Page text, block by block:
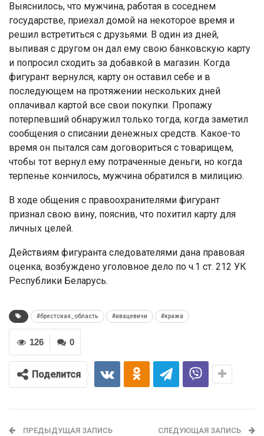
Выяснилось, что мужчина, работая в соседнем
государстве, приехал домой на некоторое время и
решил встретиться с друзьями. В один из дней,
выпивая с другом он дал ему свою банковскую карту
и попросил сходить за добавкой в магазин. Когда
фигурант вернулся, карту он оставил себе и в
последующем на протяжении нескольких дней
оплачивал картой все свои покупки. Пропажу
потерпевший обнаружил только тогда, когда заметил
сообщения о списании денежных средств. Какое-то
время он пытался сам договориться с товарищем,
чтобы тот вернул ему потраченные деньги, но когда
терпенье кончилось, мужчина обратился в милицию.
В ходе общения с правоохранителями фигурант
признал свою вину, пояснив, что похитил карту для
личных целей.
Действиям фигуранта следователями дана правовая
оценка, возбуждено уголовное дело по ч.1 ст. 212 УК
Республики Беларусь.
#брестская_область #ивацевичи #кража
0
126
Поделится
ПРЕДЫДУЩАЯ ЗАПИСЬ СЛЕДУЮЩАЯ ЗАПИСЬ